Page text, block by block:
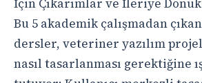
İçin Çıkarımlar ve İleriye
Bu 5 akademik çalışmadan
dersler, veteriner yazılım
nasıl tasarlanması gerektiğine